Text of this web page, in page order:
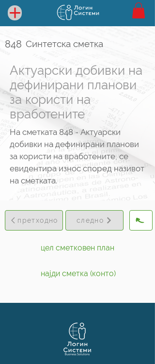
848 Синтетска сметка
Актуарски добивки на
дефинирани планови
за користи на
вработените
На сметката 848 - Актуарски
добивки на дефинирани планови
за користи на вработените, се
евидентира износ според називот
на сметката.
претходно следно
цел сметковен план
најди сметка (конто)